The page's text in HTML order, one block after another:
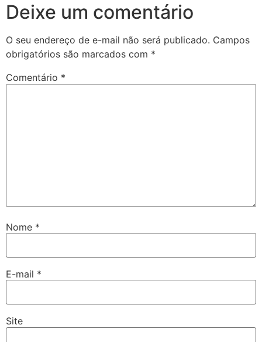
Deixe um comentário
O seu endereço de e-mail não será publicado. Campos
obrigatórios são marcados com *
Comentário *
Nome *
E-mail *
Site